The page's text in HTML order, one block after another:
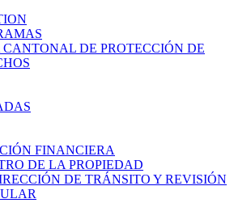
CANTONAL DE PROTECCIÓN DE
FINANCIERA
DE LA PROPIEDAD
DE TRÁNSITO Y REVISIÓN